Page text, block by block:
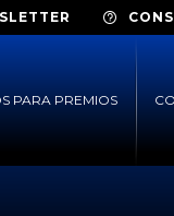
PARA PREMIOS